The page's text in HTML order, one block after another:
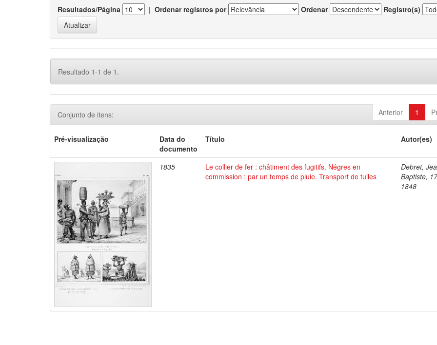
Resultados/Página | Ordenar registros por Ordenar Registro(s)
Resultado 1-1 de 1.
Anterior 1
Conjunto de itens:
Pré-visualização
Data do
documento
Título Autor(es)
1835
Le collier de fer : châtiment des fugitifs. Négres en
commission : par un temps de pluie. Transport de tuiles
Debret,
Baptiste,
1848